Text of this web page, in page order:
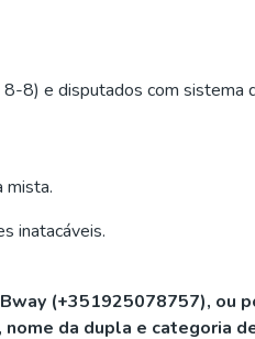
8) e disputados com sistema
mista.
inatacáveis.
(+351925078757), ou
da dupla e categoria